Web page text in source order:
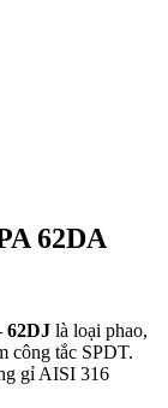
62DA
62DJ là loại phao,
công tắc SPDT.
gỉ AISI 316